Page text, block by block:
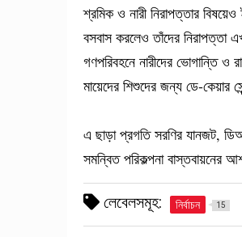
শ্রমিক ও নারী নিরাপত্তার
বসবাস করলেও তাঁদের নিরাপত্তা
গণপরিবহনে নারীদের ভোগান্তি ও
মায়েদের শিশুদের জন্য ডে-কেয়ার
এ ছাড়া প্রগতি সরণির যানজট,
সমন্বিত পরিকল্পনা বাস্তবায়নের
লেবেলসমূহ: নির্বাচন 15